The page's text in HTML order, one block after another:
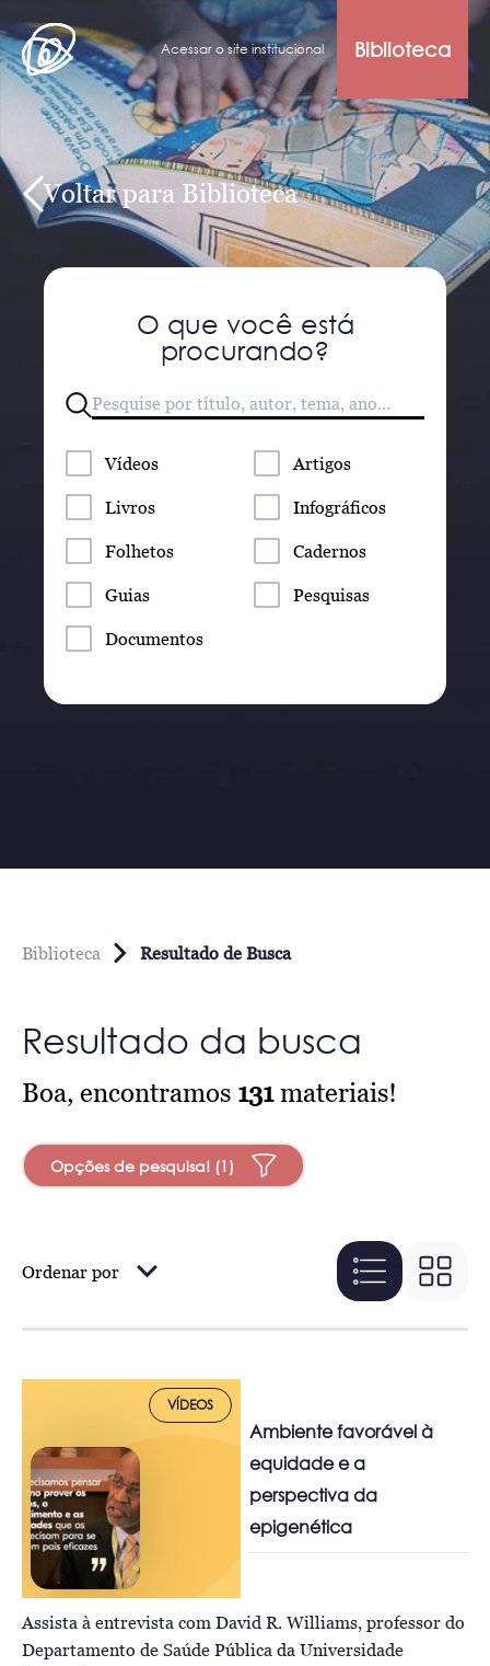
Acessar o site institucional Biblioteca
Voltar para Biblioteca
O que você está
procurando?
Vídeos Artigos
Livros Infográficos
Folhetos Cadernos
Guias Pesquisas
Documentos
Biblioteca Resultado de Busca
Resultado da busca
Boa, encontramos 131materiais!
Opções de pesquisa! (1)
Ordenar por
VÍDEOS
Ambiente favorável à
equidade e a
perspectiva da
epigenética
Assista à entrevista com David R. Williams, professor do
Departamento de Saúde Pública da Universidade